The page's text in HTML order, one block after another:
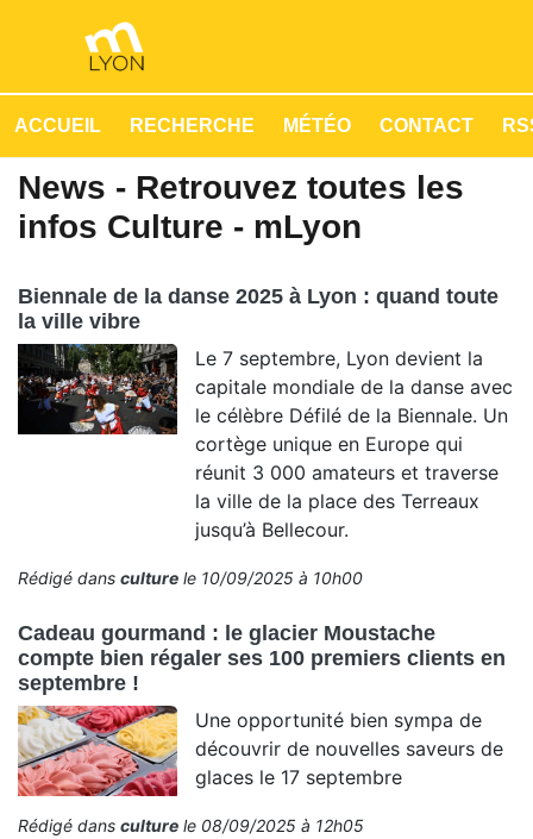
ACCUEIL RECHERCHE MÉTÉO CONTACT
News - Retrouvez toutes les
infos Culture - mLyon
Biennale de la danse 2025 à Lyon : quand toute
la ville vibre
Le 7 septembre, Lyon devient la
capitale mondiale de la danse avec
le célèbre Défilé de la Biennale. Un
cortège unique en Europe qui
réunit 3 000 amateurs et traverse
la ville de la place des Terreaux
jusqu’à Bellecour.
Rédigé dans culture le 10/09/2025 à 10h00
Cadeau gourmand : le glacier Moustache
compte bien régaler ses 100 premiers clients en
septembre !
Une opportunité bien sympa de
découvrir de nouvelles saveurs de
glaces le 17 septembre
Rédigé dans culture le 08/09/2025 à 12h05